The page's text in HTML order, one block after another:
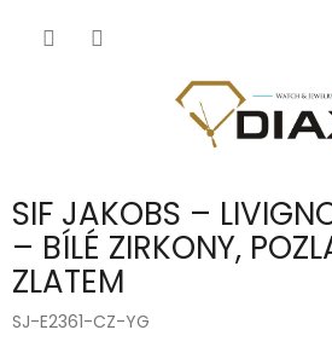
SIF JAKOBS –
– BÍLÉ ZIRKONY,
ZLATEM
SJ-E2361-CZ-YG